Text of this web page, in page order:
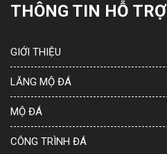
THÔNG TIN HỖ TRỢ
GIỚI THIỆU
LĂNG MỘ ĐÁ
MỘ ĐÁ
CÔNG TRÌNH ĐÁ